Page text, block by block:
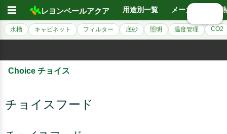
☰ レヨンベールアクア 用途別一覧 メーカー別
水槽 キャビネット フィルター 底砂 照明 温度管理 CO2
Choice チョイス
チョイスフード